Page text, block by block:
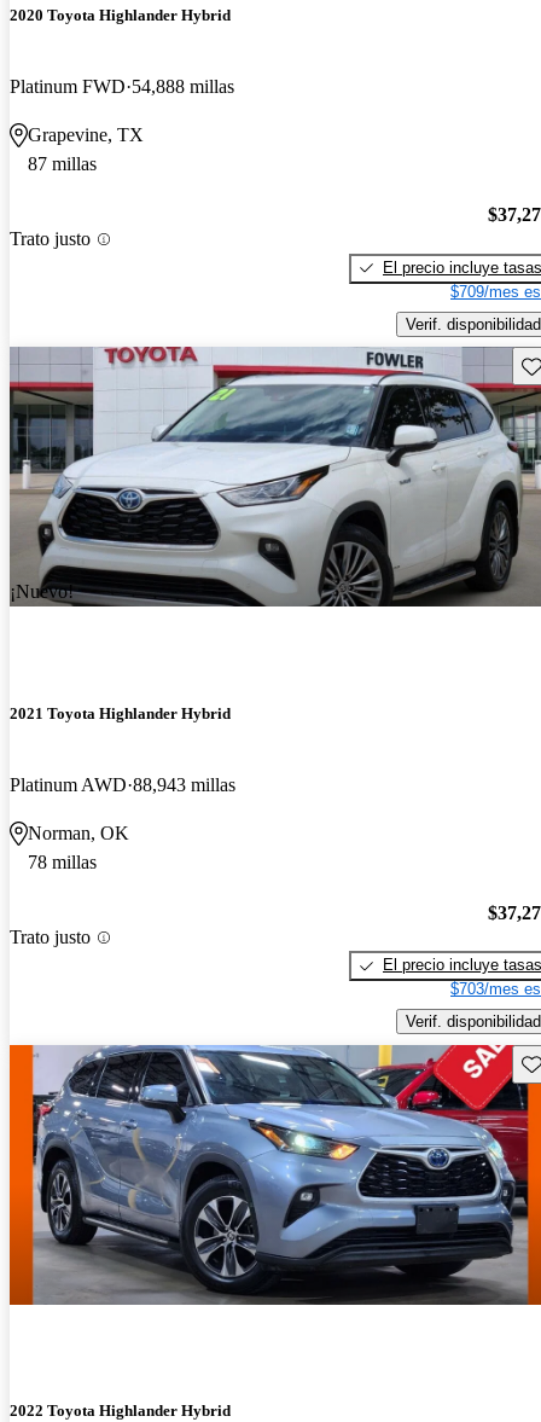
2020 Toyota Highlander Hybrid
Platinum FWD 54,888 millas
Grapevine, TX
87 millas
Trato justo
El precio incluye tasas
$709/mes
Verif. disponibilidad
¡Nuevo!
2021 Toyota Highlander Hybrid
Platinum AWD 88,943 millas
Norman, OK
78 millas
Trato justo
El precio incluye tasas
$703/mes
Verif. disponibilidad
2022 Toyota Highlander Hybrid